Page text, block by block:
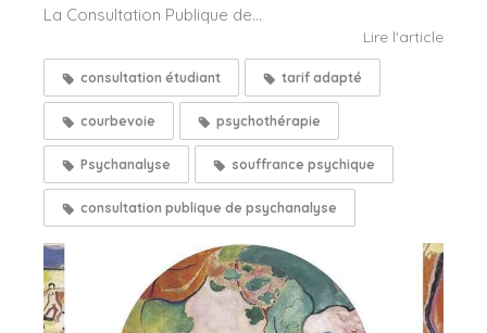
La Consultation Publique de...
Lire l'article
consultation étudiant tarif adapté
courbevoie psychothérapie
Psychanalyse souffrance psychique
consultation publique de psychanalyse